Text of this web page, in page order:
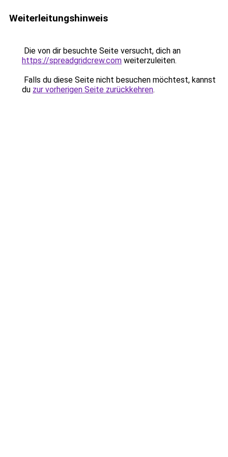
Weiterleitungshinweis
Die von dir besuchte Seite versucht, dich an
https://spreadgridcrew.com weiterzuleiten.
Falls du diese Seite nicht besuchen möchtest, kannst
du zur vorherigen Seite zurückkehren.